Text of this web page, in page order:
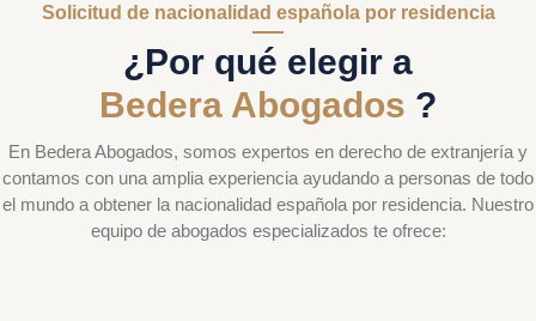
Solicitud de nacionalidad española por residencia
¿Por qué elegir a
Bedera Abogados ?
En Bedera Abogados, somos expertos en derecho de extranjería y
contamos con una amplia experiencia ayudando a personas de todo
el mundo a obtener la nacionalidad española por residencia. Nuestro
equipo de abogados especializados te ofrece: